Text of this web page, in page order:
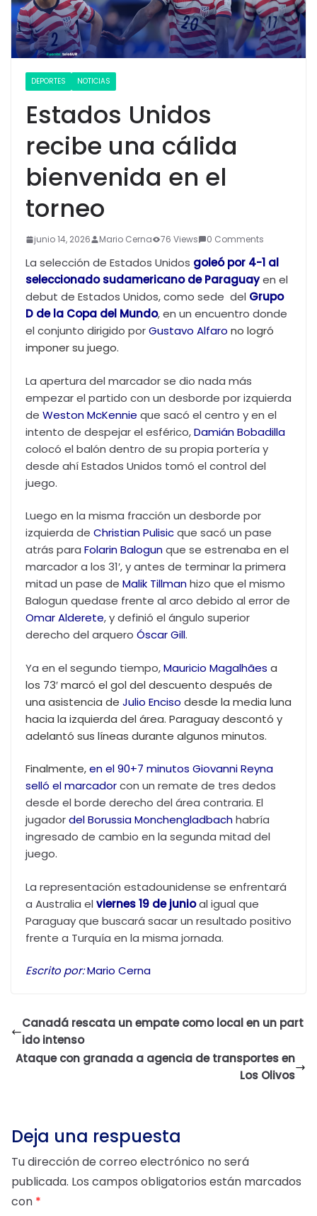
DEPORTES NOTICIAS
Estados Unidos
recibe una cálida
bienvenida en el
torneo
junio 14, 2026 Mario Cerna 76 Views 0 Comments
La selección de Estados Unidos goleó por 4-1 al
seleccionado sudamericano de Paraguayen el
debut de Estados Unidos, como sede del Grupo
D de la Copa del Mundo, en un encuentro donde
el conjunto dirigido porGustavo Alfaro no logró
imponer su juego.
La apertura del marcador se dio nada más
empezar el partido con un desborde por izquierda
de Weston McKennie que sacó el centro y en el
intento de despejar el esférico,Damián Bobadilla
colocó el balón dentro de su propia portería y
desde ahí Estados Unidos tomó el control del
juego.
Luego en la misma fracción un desborde por
izquierda de Christian Pulisicque sacó un pase
atrás para Folarin Balogunque se estrenaba en el
marcador a los 31′, y antes de terminar la primera
mitad un pase de Malik Tillmanhizo que el mismo
Balogun quedase frente al arco debido al error de
Omar Alderete, y definió el ángulo superior
derecho del arquero Óscar Gill.
Ya en el segundo tiempo,Mauricio Magalhães a
los 73′ marcó el gol del descuento después de
una asistencia de Julio Enciso desde la media luna
hacia la izquierda del área. Paraguay descontó y
adelantó sus líneas durante algunos minutos.
Finalmente,en el 90+7 minutos Giovanni Reyna
selló el marcadorcon un remate de tres dedos
desde el borde derecho del área contraria. El
jugadordelBorussia Monchengladbachhabría
ingresado de cambio en la segunda mitad del
juego.
La representación estadounidense se enfrentará
a Australia el viernes 19 de junioal igual que
Paraguay que buscará sacar un resultado positivo
frente a Turquía en la misma jornada.
Escrito por:Mario Cerna
Canadá rescata un empate como local en un part
ido intenso
Ataque con granada a agencia de transportes en
Los Olivos
Deja una respuesta
Tu dirección de correo electrónico no será
publicada. Los campos obligatorios están marcados
con *